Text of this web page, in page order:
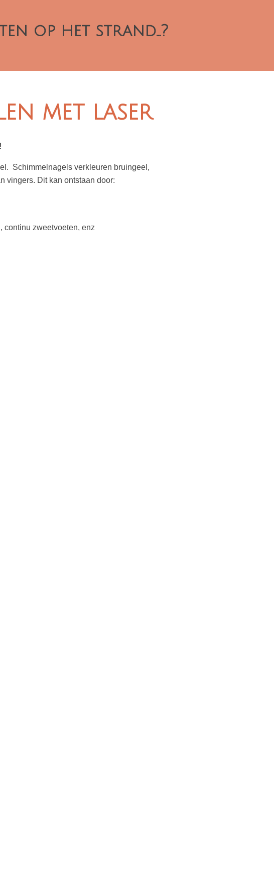
op het strand...?
met laser
Schimmelnagels verkleuren bruingeel,
vingers. Dit kan ontstaan door:
continu zweetvoeten, enz